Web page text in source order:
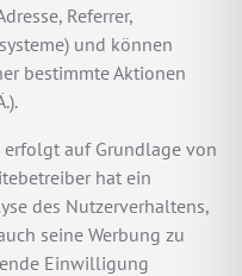
Referrer,
und können
bestimmte Aktionen
erfolgt auf Grundlage von
hat ein
des Nutzerverhaltens,
seine Werbung zu
Einwilligung